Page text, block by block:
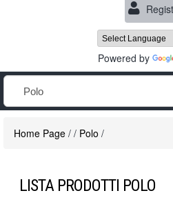
Powered by
Home Page / / Polo /
LISTA PRODOTTI POLO